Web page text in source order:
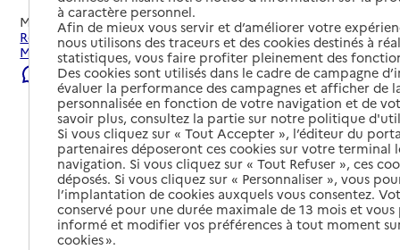
Mis à jour le22/07/2026
Rechercher les établissements et services autour de Le
Mans.
Signaler une erreur
à caractère personnel.
Afin de mieux vous servir et d’améliorer votre
nous utilisons des traceurs et des cookies destinés à
statistiques, vous faire profiter pleinement des
Des cookies sont utilisés dans le cadre de campagne
évaluer la performance des campagnes et afficher de
personnalisée en fonction de votre navigation et de
savoir plus, consultez la partie sur notre politique
Si vous cliquez sur « Tout Accepter », l’éditeur du
partenaires déposeront ces cookies sur votre terminal
navigation. Si vous cliquez sur « Tout Refuser », ces
déposés. Si vous cliquez sur « Personnaliser », vous
l’implantation de cookies auxquels vous consentez.
conservé pour une durée maximale de 13 mois et
informé et modifier vos préférences à tout moment
cookies ».